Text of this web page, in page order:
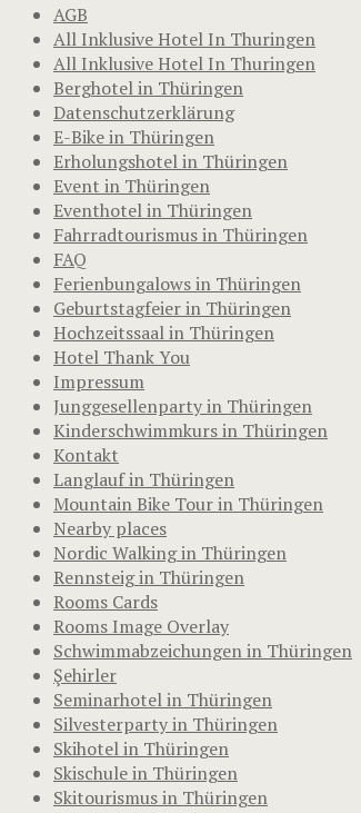
AGB
All Inklusive Hotel In Thuringen
All Inklusive Hotel In Thuringen
Berghotel in Thüringen
Datenschutzerklärung
E-Bike in Thüringen
Erholungshotel in Thüringen
Event in Thüringen
Eventhotel in Thüringen
Fahrradtourismus in Thüringen
FAQ
Ferienbungalows in Thüringen
Geburtstagfeier in Thüringen
Hochzeitssaal in Thüringen
Hotel Thank You
Impressum
Junggesellenparty in Thüringen
Kinderschwimmkurs in Thüringen
Kontakt
Langlauf in Thüringen
Mountain Bike Tour in Thüringen
Nearby places
Nordic Walking in Thüringen
Rennsteig in Thüringen
Rooms Cards
Rooms Image Overlay
Schwimmabzeichungen in Thüringen
Şehirler
Seminarhotel in Thüringen
Silvesterparty in Thüringen
Skihotel in Thüringen
Skischule in Thüringen
Skitourismus in Thüringen